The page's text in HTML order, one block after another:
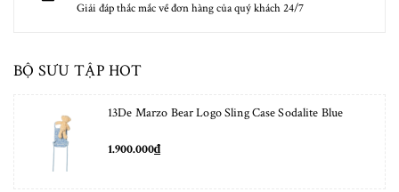
Giải đáp thắc mắc về đơn hàng của quý khách 24/7
BỘ SƯU TẬP HOT
13De Marzo Bear Logo Sling Case Sodalite Blue
1.900.000₫